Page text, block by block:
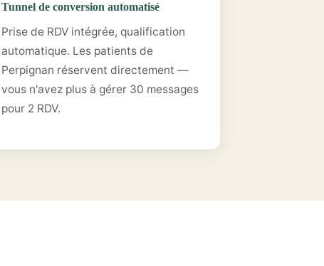
Tunnel de conversion automatisé
Prise de RDV intégrée, qualification
automatique. Les patients de
Perpignan réservent directement —
vous n'avez plus à gérer 30 messages
pour 2 RDV.